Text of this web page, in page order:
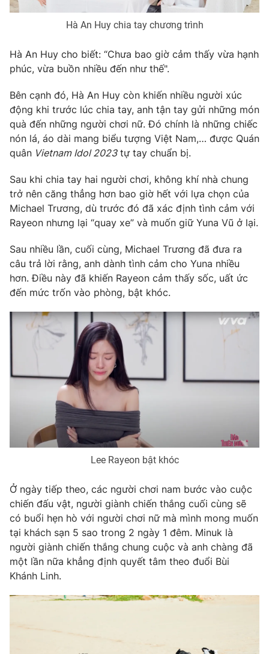
® Cấm sao chép dưới mọi hình thức nếu không có sự chấp
thông tin từ website này.
Hà An Huy chia tay chương trình
Hà An Huy cho biết: “Chưa bao giờ cảm thấy vừa hạnh
phúc, vừa buồn nhiều đến như thế".
Bên cạnh đó, Hà An Huy còn khiến nhiều người xúc
động khi trước lúc chia tay, anh tận tay gửi những món
quà đến những người chơi nữ. Đó chính là những chiếc
nón lá, áo dài mang biểu tượng Việt Nam,… được Quán
quân Vietnam Idol 2023tự tay chuẩn bị.
Sau khi chia tay hai người chơi, không khí nhà chung
trở nên căng thẳng hơn bao giờ hết với lựa chọn của
Michael Trương, dù trước đó đã xác định tình cảm với
Rayeon nhưng lại “quay xe” và muốn giữ Yuna Vũ ở lại.
Sau nhiều lần, cuối cùng, Michael Trương đã đưa ra
câu trả lời rằng, anh dành tình cảm cho Yuna nhiều
hơn. Điều này đã khiến Rayeon cảm thấy sốc, uất ức
đến mức trốn vào phòng, bật khóc.
Lee Rayeon bật khóc
Ở ngày tiếp theo, các người chơi nam bước vào cuộc
chiến đấu vật, người giành chiến thắng cuối cùng sẽ
có buổi hẹn hò với người chơi nữ mà mình mong muốn
tại khách sạn 5 sao trong 2 ngày 1 đêm. Minuk là
người giành chiến thắng chung cuộc và anh chàng đã
một lần nữa khẳng định quyết tâm theo đuổi Bùi
Khánh Linh.